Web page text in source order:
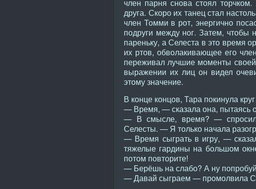
член парня снова стоял
друга. Скоро их танец стал
член Томми в рот, энергично
подруги между ног. Затем, чтобы
пареньку, а Селеста в это время
их ртов, обволакивающее его
переживал лучшие моменты своей
выражении их лиц он видел
этому значение.
В конце концов, Тара покинула
— Время, — сказала она, пытаясь
— В смысле, время? — спросила
Селесты. — Я только начала
— Время сыграть в игру, —
тяжелые гардины на большом
потом повторите!
— Берёшь на слабо? А ну
— Давай сыграем — промолвила